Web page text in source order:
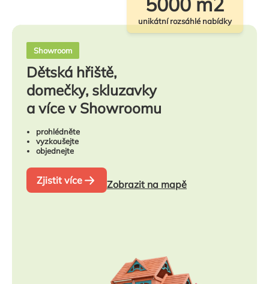
Showroom
Dětská hřiště,
domečky, skluzavky
a více v Showroomu
prohlédněte
vyzkoušejte
objednejte
Zjistit více Zobrazit na mapě
unikátní rozsáhlé nabídky